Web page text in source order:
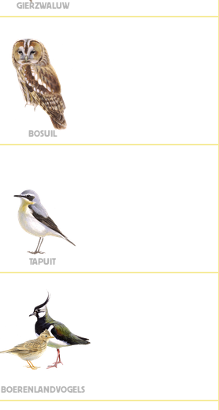
GIERZWALUW
BOSUIL
TAPUIT
BOERENLANDVOGELS